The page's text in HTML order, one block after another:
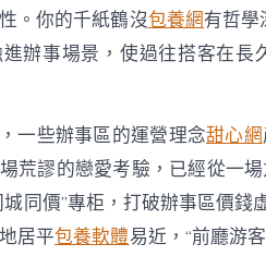
。你的千紙鶴沒包養網有哲學
辦事場景，使過往搭客在長
一些辦事區的運營理念甜心網
荒謬的戀愛考驗，已經從一
城同價”專柜，打破辦事區價錢
居平包養軟體易近，“前廳游